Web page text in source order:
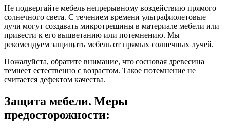
Не подвергайте мебель непрерывному воздействию прямого
солнечного света. С течением времени ультрафиолетовые
лучи могут создавать микротрещины в материале мебели или
привести к его выцветанию или потемнению. Мы
рекомендуем защищать мебель от прямых солнечных лучей.
Пожалуйста, обратите внимание, что сосновая древесина
темнеет естественно с возрастом. Такое потемнение не
считается дефектом качества.
Защита мебели. Меры
предосторожности: